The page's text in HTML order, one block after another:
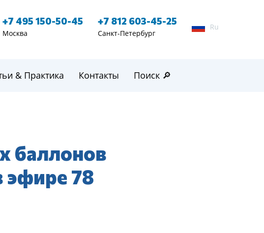
+7 495 150-50-45
Москва
+7 812 603-45-25
Санкт-Петербург
Ru
& Практика Контакты Поиск 🔎
баллонов
эфире 78